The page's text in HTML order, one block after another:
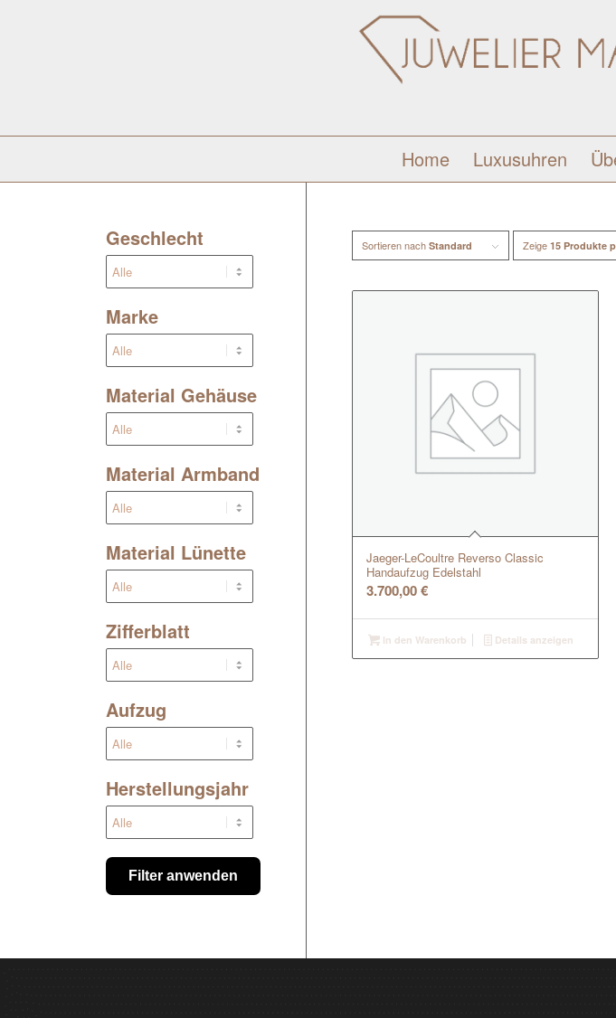
Home Luxusuhren
Sortieren nachStandard Zeige15 Produkte
Jaeger-LeCoultre Reverso Classic
Handaufzug Edelstahl
3.700,00€
In den Warenkorb Details anzeigen
Geschlecht
Marke
Material Gehäuse
Material Armband
Material Lünette
Zifferblatt
Aufzug
Herstellungsjahr
Filter anwenden